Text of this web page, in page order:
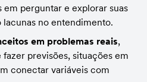
em perguntar e explorar suas
no entendimento.
em problemas reais,
previsões, situações em
conectar variáveis com